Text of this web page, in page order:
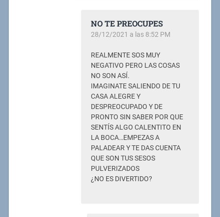
NO TE PREOCUPES
28/12/2021 a las 8:52 PM
REALMENTE SOS MUY
NEGATIVO PERO LAS COSAS
NO SON ASÍ.
IMAGINATE SALIENDO DE TU
CASA ALEGRE Y
DESPREOCUPADO Y DE
PRONTO SIN SABER POR QUE
SENTÍS ALGO CALENTITO EN
LA BOCA…EMPEZAS A
PALADEAR Y TE DAS CUENTA
QUE SON TUS SESOS
PULVERIZADOS
¿NO ES DIVERTIDO?